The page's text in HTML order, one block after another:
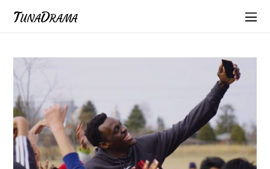
TunaDrama